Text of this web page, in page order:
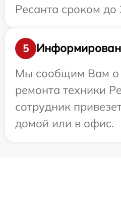
Ресанта сроком до
5
Мы сообщим Вам о
ремонта техники
сотрудник
домой или в офис.